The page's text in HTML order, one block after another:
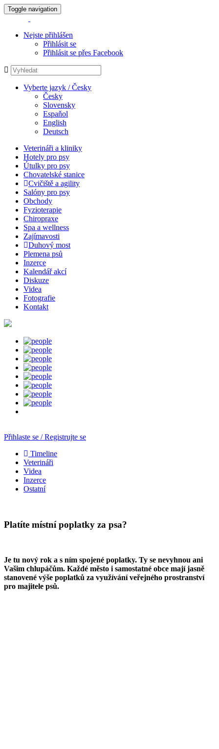
Toggle navigation
Nejste přihlášen
Přihlásit se
Přihlásit se přes Facebook
Vyberte jazyk / Česky
Česky
Slovensky
Espaňol
English
Deutsch
Veterináři a kliniky
Hotely pro psy
Útulky pro psy
Chovatelské stanice
Cvičiště a agility
Salóny pro psy
Obchody
Fyzioterapie
Chiropraxe
Spa a wellness
Zajímavosti
Duhový most
Plemena psů
Inzerce
Kalendář akcí
Diskuze
Videa
Fotografie
Kontakt
Přihlaste se / Registrujte se
Timeline
Veterináři
Videa
Inzerce
Ostatní
Platíte místní poplatky za psa?
Je tu nový rok a s ním spojené poplatky. Ty se nevyhnou ani
Vašim chlupáčům. Každé město i samostatné obce mají jasně
stanovené výše poplatků za využívání veřejného prostranství
pro majitele psů.